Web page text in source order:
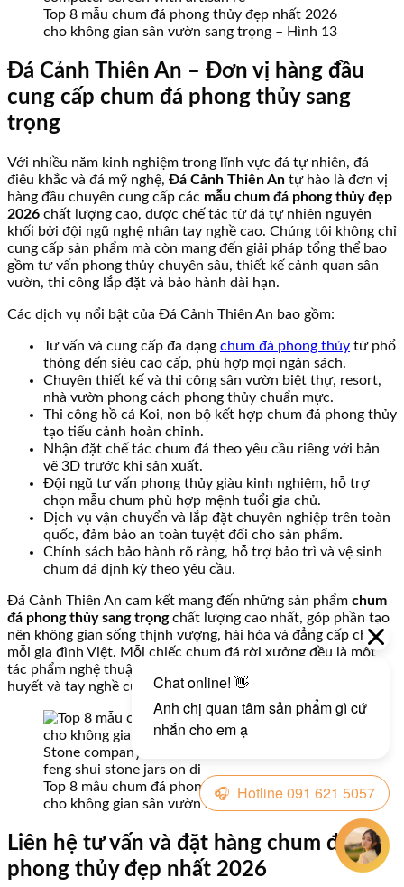
Top 8 mẫu chum đá phong thủy đẹp nhất 2026
cho không gian sân vườn sang trọng – Hình 13
Đá Cảnh Thiên An – Đơn vị hàng đầu
cung cấp chum đá phong thủy sang
trọng
Với nhiều năm kinh nghiệm trong lĩnh vực đá tự nhiên, đá
điêu khắc và đá mỹ nghệ, Đá Cảnh Thiên An tự hào là đơn vị
hàng đầu chuyên cung cấp các mẫu chum đá phong thủy đẹp
2026 chất lượng cao, được chế tác từ đá tự nhiên nguyên
khối bởi đội ngũ nghệ nhân tay nghề cao. Chúng tôi không chỉ
cung cấp sản phẩm mà còn mang đến giải pháp tổng thể bao
gồm tư vấn phong thủy chuyên sâu, thiết kế cảnh quan sân
vườn, thi công lắp đặt và bảo hành dài hạn.
Các dịch vụ nổi bật của Đá Cảnh Thiên An bao gồm:
Tư vấn và cung cấp đa dạng chum đá phong thủy từ phổ
thông đến siêu cao cấp, phù hợp mọi ngân sách.
Chuyên thiết kế và thi công sân vườn biệt thự, resort,
nhà vườn phong cách phong thủy chuẩn mực.
Thi công hồ cá Koi, non bộ kết hợp chum đá phong thủy
tạo tiểu cảnh hoàn chỉnh.
Nhận đặt chế tác chum đá theo yêu cầu riêng với bản
vẽ 3D trước khi sản xuất.
Đội ngũ tư vấn phong thủy giàu kinh nghiệm, hỗ trợ
chọn mẫu chum phù hợp mệnh tuổi gia chủ.
Dịch vụ vận chuyển và lắp đặt chuyên nghiệp trên toàn
quốc, đảm bảo an toàn tuyệt đối cho sản phẩm.
Chính sách bảo hành rõ ràng, hỗ trợ bảo trì và vệ sinh
chum đá định kỳ theo yêu cầu.
Đá Cảnh Thiên An cam kết mang đến những sản phẩm chum
đá phong thủy sang trọngchất lượng cao nhất, góp phần tạo
nên không gian sống thịnh vượng, hài hòa và đẳng cấp cho
mỗi gia đình Việt. Mỗi chiếc chum đá rời xưởng đều là một
tác phẩm nghệ thuật mang đậm hồn đá Việt, kết tinh từ tâm
huyết và tay nghề của những nghệ nhân giỏi nhất.
Top 8 mẫu chum đá phong thủy đẹp nhất 2026
cho không gian sân vườn sang trọng – Hình 14
Liên hệ tư vấn và đặt hàng chum đá
phong thủy đẹp nhất 2026